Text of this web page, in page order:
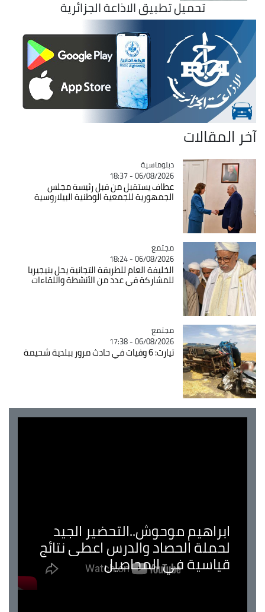
تحميل تطبيق الاذاعة الجزائرية
آخر المقالات
Catégorie
دبلوماسية
06/08/2026 - 18:37
عطاف يستقبل من قبل رئيسة مجلس
الجمهورية للجمعية الوطنية البيلاروسية
Catégorie
مجتمع
06/08/2026 - 18:24
الخليفة العام للطريقة التجانية يحل بنيجيريا
للمشاركة في عدد من الأنشطة واللقاءات
Catégorie
مجتمع
06/08/2026 - 17:38
تيارت: 6 وفيات في حادث مرور ببلدية شحيمة
ابراهيم موحوش..التحضير الجيد
لحملة الحصاد والدرس اعطى نتائج
قياسية في المحاصيل